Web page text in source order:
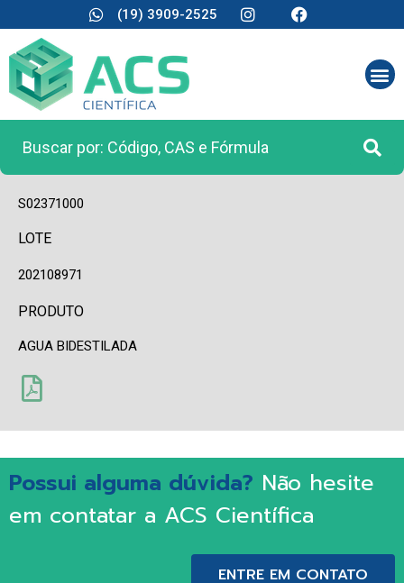
(19) 3909-2525
S02371000
LOTE
202108971
PRODUTO
AGUA BIDESTILADA
Possui alguma dúvida? Não hesite
em contatar a ACS Científica
ENTRE EM CONTATO